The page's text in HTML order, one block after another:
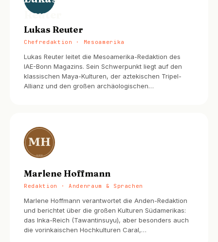
Lukas Reuter
Chefredaktion · Mesoamerika
Lukas Reuter leitet die Mesoamerika-Redaktion des
IAE-Bonn Magazins. Sein Schwerpunkt liegt auf den
klassischen Maya-Kulturen, der aztekischen Tripel-
Allianz und den großen archäologischen…
Marlene Hoffmann
Redaktion · Andenraum & Sprachen
Marlene Hoffmann verantwortet die Anden-Redaktion
und berichtet über die großen Kulturen Südamerikas:
das Inka-Reich (Tawantinsuyu), aber besonders auch
die vorinkaischen Hochkulturen Caral,…